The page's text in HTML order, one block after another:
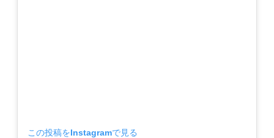
この投稿をInstagramで見る